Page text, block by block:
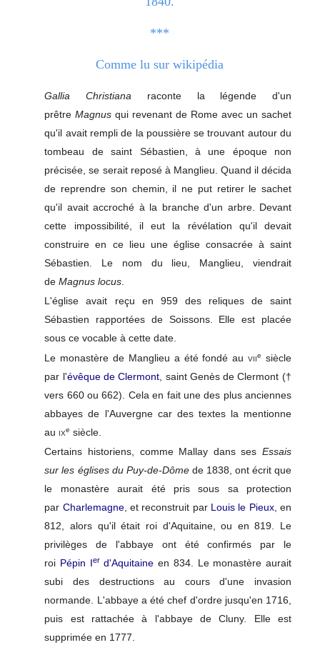
***
Comme lu sur wikipédia
Gallia Christiana raconte la légende d'un
prêtreMagnus qui revenant de Rome avec un sachet
qu'il avait rempli de la poussière se trouvant autour du
tombeau de saint Sébastien, à une époque non
précisée, se serait reposé à Manglieu. Quand il décida
de reprendre son chemin, il ne put retirer le sachet
qu'il avait accroché à la branche d'un arbre. Devant
cette impossibilité, il eut la révélation qu'il devait
construire en ce lieu une église consacrée à saint
Sébastien. Le nom du lieu, Manglieu, viendrait
deMagnus locus
L'église avait reçu en 959 des reliques de saint
Sébastien rapportées de Soissons. Elle est placée
sous ce vocable à cette date.
Le monastère de Manglieu a été fondé auviie
siècle
par l'évêque de Clermont , saint Genès de Clermont (†
vers 660 ou 662). Cela en fait une des plus anciennes
abbayes de l'Auvergne car des textes la mentionne
au ixe siècle.
Certains historiens, comme Mallay dans ses Essais
sur les églises du Puy-de-Dômede 1838, ont écrit que
le monastère aurait été pris sous sa protection
par Charlemagne, et reconstruit par Louis le Pieux, en
812, alors qu'il était roi d'Aquitaine, ou en 819. Le
privilèges de l'abbaye ont été confirmés par le
roi Pépin Ierd'Aquitaine en 834. Le monastère aurait
subi des destructions au cours d'une invasion
normande. L'abbaye a été chef d'ordre jusqu'en 1716,
puis est rattachée à l'abbaye de Cluny. Elle est
supprimée en 1777.